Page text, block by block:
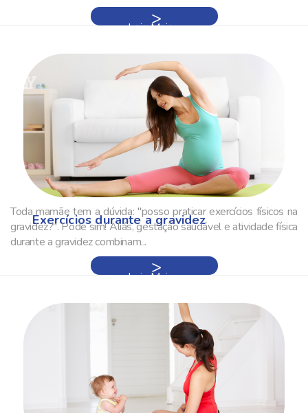
Leia Mais »
Exercícios durante a gravidez
Toda mamãe tem a dúvida: "posso praticar exercícios físicos na
gravidez?". Pode sim! Aliás, gestação saudável e atividade física
durante a gravidez combinam...
Leia Mais »